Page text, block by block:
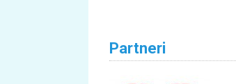
Partneri